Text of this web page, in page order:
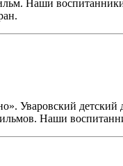
Наши
Уваровский
Наши